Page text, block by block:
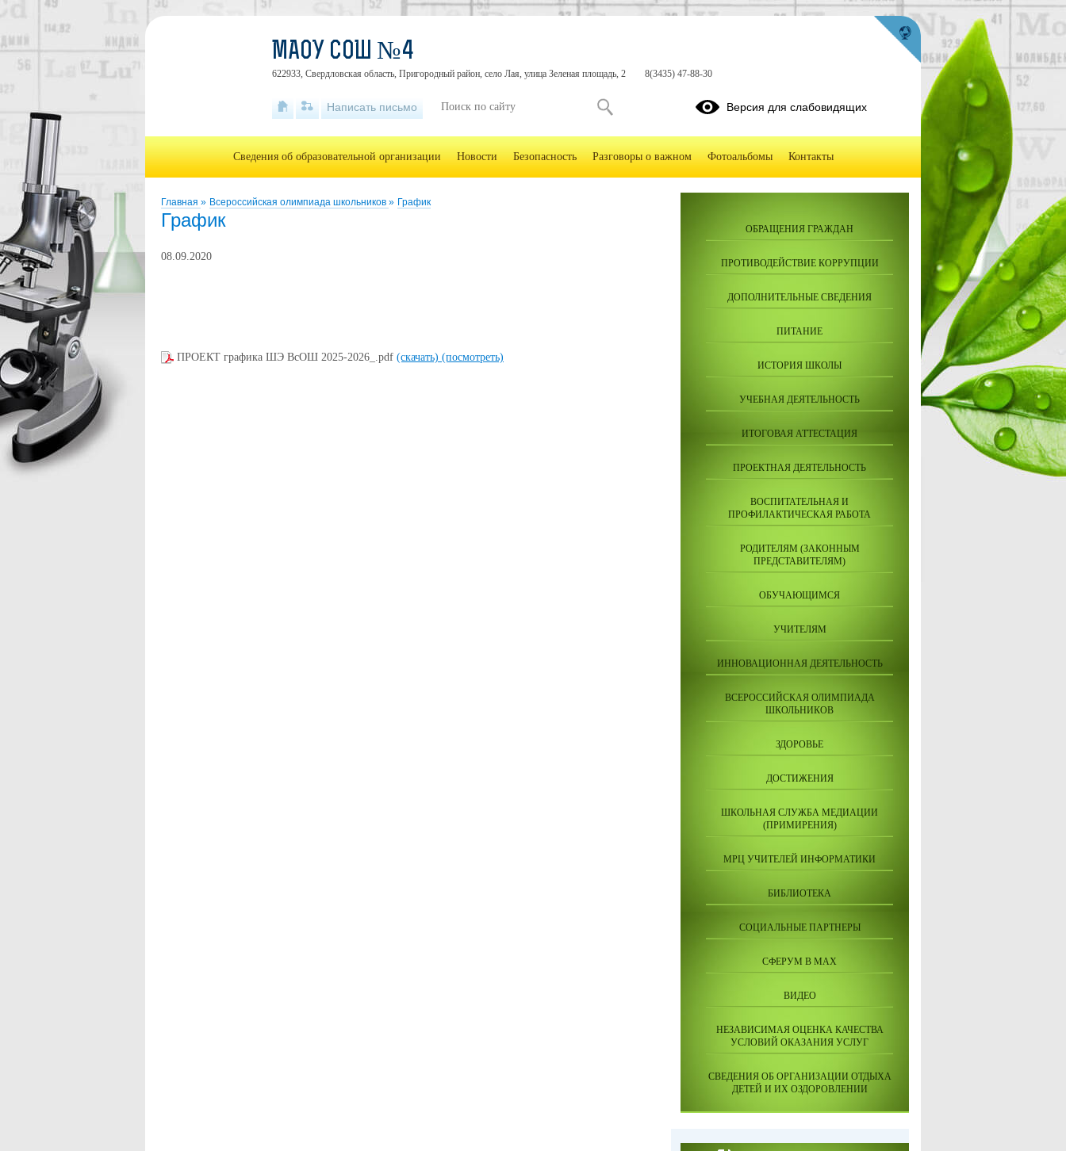
Главная » Всероссийская олимпиада школьников » График
График
08.09.2020
ПРОЕКТ графика ШЭ ВсОШ 2025-2026_.pdf (скачать) (посмотреть)
ОБРАЩЕНИЯ ГРАЖДАН
ПРОТИВОДЕЙСТВИЕ КОРРУПЦИИ
ДОПОЛНИТЕЛЬНЫЕ СВЕДЕНИЯ
ПИТАНИЕ
ИСТОРИЯ ШКОЛЫ
УЧЕБНАЯ ДЕЯТЕЛЬНОСТЬ
ИТОГОВАЯ АТТЕСТАЦИЯ
ПРОЕКТНАЯ ДЕЯТЕЛЬНОСТЬ
ВОСПИТАТЕЛЬНАЯ И
ПРОФИЛАКТИЧЕСКАЯ РАБОТА
РОДИТЕЛЯМ (ЗАКОННЫМ
ПРЕДСТАВИТЕЛЯМ)
ОБУЧАЮЩИМСЯ
УЧИТЕЛЯМ
ИННОВАЦИОННАЯ ДЕЯТЕЛЬНОСТЬ
ВСЕРОССИЙСКАЯ ОЛИМПИАДА
ШКОЛЬНИКОВ
ЗДОРОВЬЕ
ДОСТИЖЕНИЯ
ШКОЛЬНАЯ СЛУЖБА МЕДИАЦИИ
(ПРИМИРЕНИЯ)
МРЦ УЧИТЕЛЕЙ ИНФОРМАТИКИ
БИБЛИОТЕКА
СОЦИАЛЬНЫЕ ПАРТНЕРЫ
СФЕРУМ В МАХ
ВИДЕО
НЕЗАВИСИМАЯ ОЦЕНКА КАЧЕСТВА
УСЛОВИЙ ОКАЗАНИЯ УСЛУГ
СВЕДЕНИЯ ОБ ОРГАНИЗАЦИИ ОТДЫХА
ДЕТЕЙ И ИХ ОЗДОРОВЛЕНИИ
МАОУ СОШ №4
622933, Свердловская область, Пригородный район, село Лая, улица Зеленая площадь, 2 8(3435) 47-88-30
Написать письмо Версия для слабовидящих
Сведения об образовательной организации Новости Безопасность Разговоры о важном Фотоальбомы Контакты